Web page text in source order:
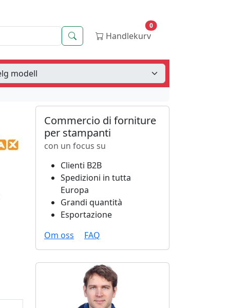
Handlekurv
0
Commercio di forniture
per stampanti
con un focus su
Clienti B2B
Spedizioni in tutta
Europa
Grandi quantità
Esportazione
Om oss
FAQ